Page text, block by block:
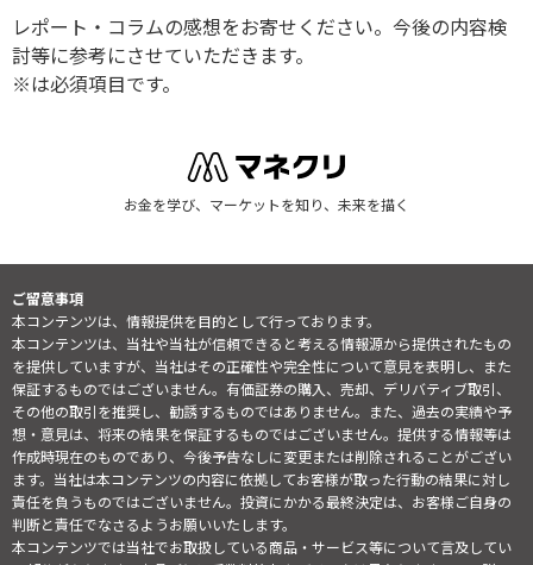
レポート・コラムの感想をお寄せください。今後の内容検
討等に参考にさせていただきます。
※は必須項目です。
お金を学び、マーケットを知り、未来を描く
ご留意事項
本コンテンツは、情報提供を目的として行っております。
本コンテンツは、当社や当社が信頼できると考える情報源から提供されたもの
を提供していますが、当社はその正確性や完全性について意見を表明し、また
保証するものではございません。有価証券の購入、売却、デリバティブ取引、
その他の取引を推奨し、勧誘するものではありません。また、過去の実績や予
想・意見は、将来の結果を保証するものではございません。提供する情報等は
作成時現在のものであり、今後予告なしに変更または削除されることがござい
ます。当社は本コンテンツの内容に依拠してお客様が取った行動の結果に対し
責任を負うものではございません。投資にかかる最終決定は、お客様ご自身の
判断と責任でなさるようお願いいたします。
本コンテンツでは当社でお取扱している商品・サービス等について言及してい